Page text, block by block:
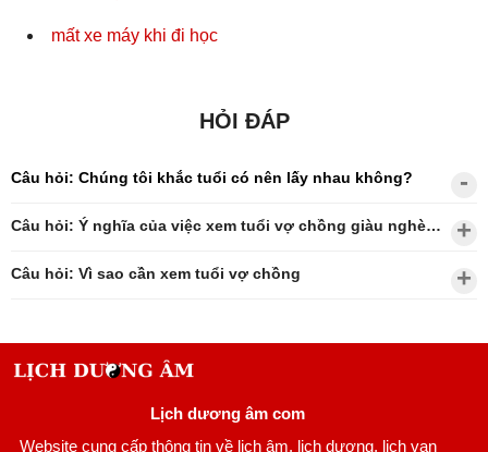
mất xe máy khi đi học
HỎI ĐÁP
Câu hỏi: Chúng tôi khắc tuổi có nên lấy nhau không?
Câu hỏi: Ý nghĩa của việc xem tuổi vợ chồng giàu nghèo?
Câu hỏi: Vì sao cần xem tuổi vợ chồng
Lịch dương âm com
Website cung cấp thông tin về lịch âm, lịch dương, lịch vạn